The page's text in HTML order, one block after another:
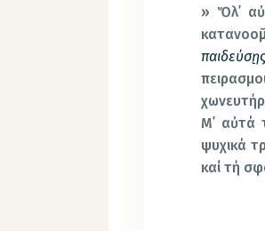
» Ὅλ᾿
Μ᾿ αὐτά
ψυχικά
καί τή